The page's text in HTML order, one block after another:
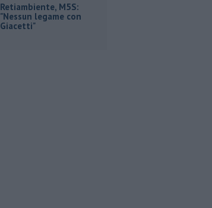
Retiambiente, M5S:
"Nessun legame con
Giacetti"